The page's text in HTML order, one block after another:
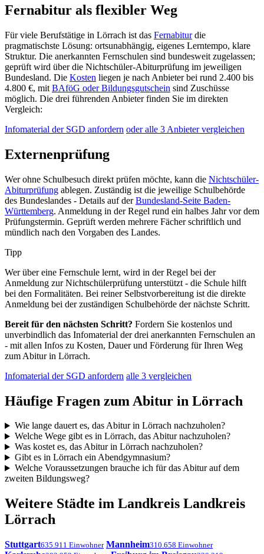
Fernabitur als flexibler Weg
Für viele Berufstätige in Lörrach ist das Fernabiturdie
pragmatischste Lösung: ortsunabhängig, eigenes Lerntempo, klare
Struktur. Die anerkannten Fernschulen sind bundesweit zugelassen;
geprüft wird über die Nichtschüler-Abiturprüfung im jeweiligen
Bundesland. Die Kosten liegen je nach Anbieter bei rund 2.400 bis
4.800 €, mit BAföG oder Bildungsgutschein sind Zuschüsse
möglich. Die drei führenden Anbieter finden Sie im direkten
Vergleich:
Infomaterial der SGD anfordern oder alle 3 Anbieter vergleichen
Externenprüfung
Wer ohne Schulbesuch direkt prüfen möchte, kann die Nichtschüler-
Abiturprüfung ablegen. Zuständig ist die jeweilige Schulbehörde
des Bundeslandes - Details auf derBundesland-Seite Baden-
Württemberg. Anmeldung in der Regel rund ein halbes Jahr vor dem
Prüfungstermin. Geprüft werden mehrere Fächer schriftlich und
mündlich nach den Vorgaben des Landes.
Tipp
Wer über eine Fernschule lernt, wird in der Regel bei der
Anmeldung zur Nichtschülerprüfung unterstützt - die Schule hilft
bei den Formalitäten. Bei reiner Selbstvorbereitung ist die direkte
Anmeldung bei der zuständigen Schulbehörde der nächste Schritt.
Bereit für den nächsten Schritt? Fordern Sie kostenlos und
unverbindlich das Infomaterial der drei anerkannten Fernschulen an
- mit allen Infos zu Kosten, Dauer und Förderung für Ihren Weg
zum Abitur in Lörrach.
Infomaterial der SGD anfordern alle 3 vergleichen
Häufige Fragen zum Abitur in Lörrach
Wie lange dauert es, das Abitur in Lörrach nachzuholen?
Welche Wege gibt es in Lörrach, das Abitur nachzuholen?
Was kostet es, das Abitur in Lörrach nachzuholen?
Gibt es in Lörrach ein Abendgymnasium?
Welche Voraussetzungen brauche ich für das Abitur auf dem
zweiten Bildungsweg?
Weitere Städte im Landkreis Landkreis
Lörrach
Stuttgart635.911 Einwohner Mannheim310.658 Einwohner